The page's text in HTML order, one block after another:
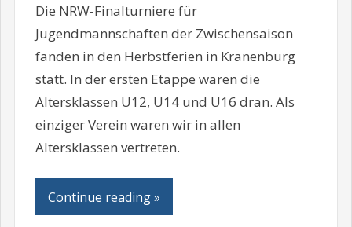
Die NRW-Finalturniere für
Jugendmannschaften der Zwischensaison
fanden in den Herbstferien in Kranenburg
statt. In der ersten Etappe waren die
Altersklassen U12, U14 und U16 dran. Als
einziger Verein waren wir in allen
Altersklassen vertreten.
Continue reading »